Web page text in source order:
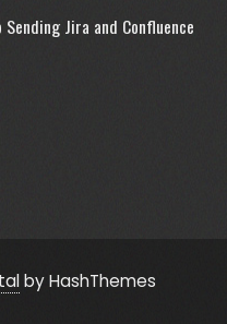
Jira and Confluence
by HashThemes